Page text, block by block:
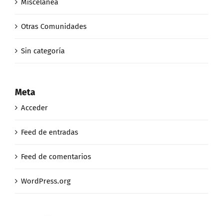
Miscelanea
Otras Comunidades
Sin categoría
Meta
Acceder
Feed de entradas
Feed de comentarios
WordPress.org